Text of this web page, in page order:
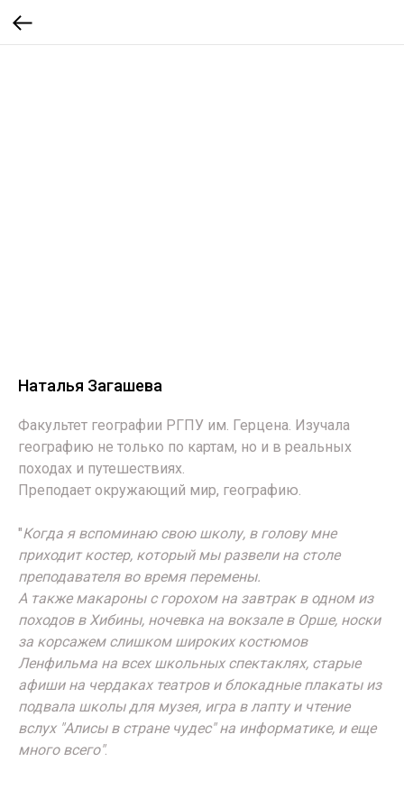
Наталья Загашева
Факультет географии РГПУ им. Герцена. Изучала
географию не только по картам, но и в реальных
походах и путешествиях.
Преподает окружающий мир, географию.
"Когда я вспоминаю свою школу, в голову мне
приходит костер, который мы развели на столе
преподавателя во время перемены.
А также макароны с горохом на завтрак в одном из
походов в Хибины, ночевка на вокзале в Орше, носки
за корсажем слишком широких костюмов
Ленфильма на всех школьных спектаклях, старые
афиши на чердаках театров и блокадные плакаты из
подвала школы для музея, игра в лапту и чтение
вслух "Алисы в стране чудес" на информатике, и еще
много всего".